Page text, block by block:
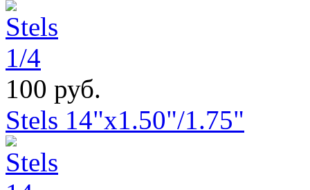
100 руб.
Stels 14"x1.50"/1.75"